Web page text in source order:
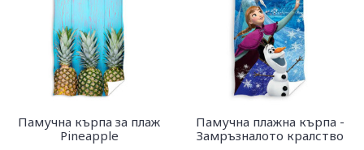
Памучна кърпа за плаж
Pineapple
Памучна плажна кърпа -
Замръзналото кралство